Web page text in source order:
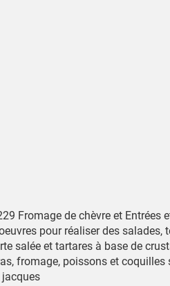
Fromage de chèvre et Entrées
pour réaliser des salades,
salée et tartares à base de
fromage, poissons et coquilles